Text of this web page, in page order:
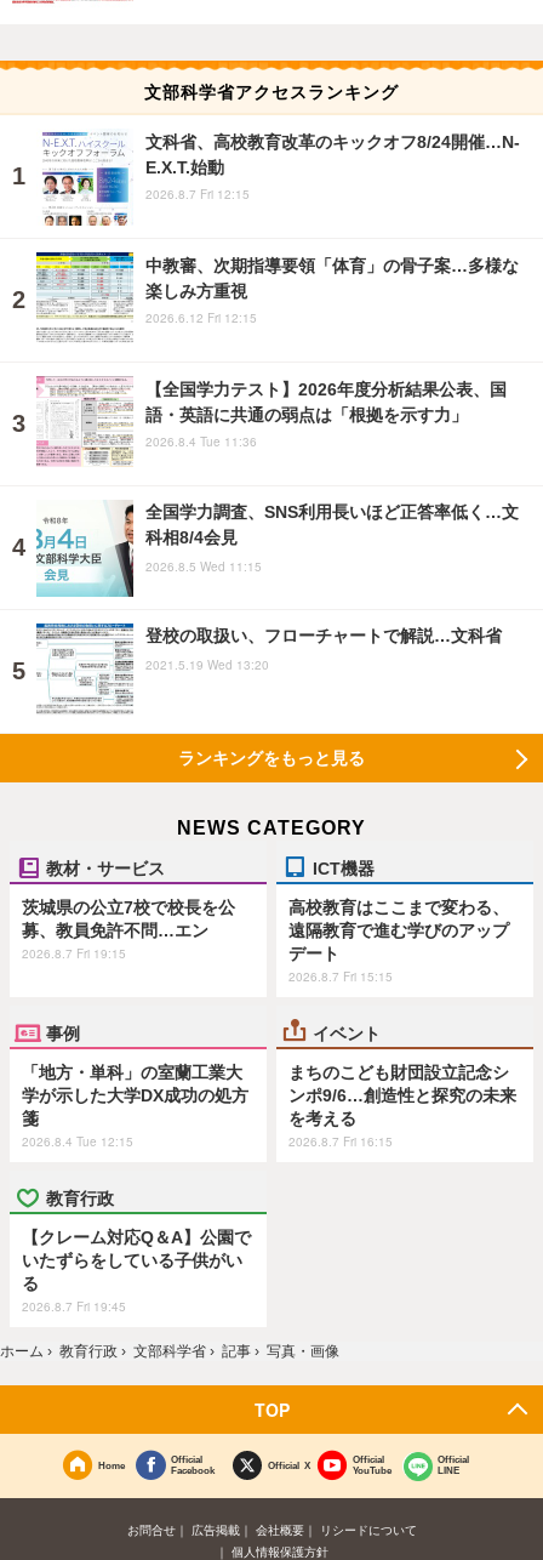
文部科学省アクセスランキング
文科省、高校教育改革のキックオフ8/24開催…N-
E.X.T.始動
2026.8.7 Fri 12:15
中教審、次期指導要領「体育」の骨子案…多様な
楽しみ方重視
2026.6.12 Fri 12:15
【全国学力テスト】2026年度分析結果公表、国
語・英語に共通の弱点は「根拠を示す力」
2026.8.4 Tue 11:36
全国学力調査、SNS利用長いほど正答率低く…文
科相8/4会見
2026.8.5 Wed 11:15
登校の取扱い、フローチャートで解説…文科省
2021.5.19 Wed 13:20
ランキングをもっと見る
NEWS CATEGORY
教材・サービス
茨城県の公立7校で校長を公
募、教員免許不問…エン
2026.8.7 Fri 19:15
ICT機器
高校教育はここまで変わる、
遠隔教育で進む学びのアップ
デート
2026.8.7 Fri 15:15
事例
「地方・単科」の室蘭工業大
学が示した大学DX成功の処方
箋
2026.8.4 Tue 12:15
イベント
まちのこども財団設立記念シ
ンポ9/6…創造性と探究の未来
を考える
2026.8.7 Fri 16:15
教育行政
【クレーム対応Q＆A】公園で
いたずらをしている子供がい
る
2026.8.7 Fri 19:45
ホーム › 教育行政 › 文部科学省 › 記事 › 写真・画像
TOP
Home
Official
Facebook
Official X
Official
YouTube
Official
LINE
お問合せ 広告掲載 会社概要
リシードについて
個人情報保護方針